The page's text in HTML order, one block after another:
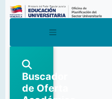
Buscador
de Oferta